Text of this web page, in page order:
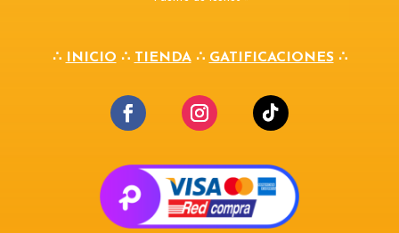
∴ INICIO ∴ TIENDA∴ GATIFICACIONES∴